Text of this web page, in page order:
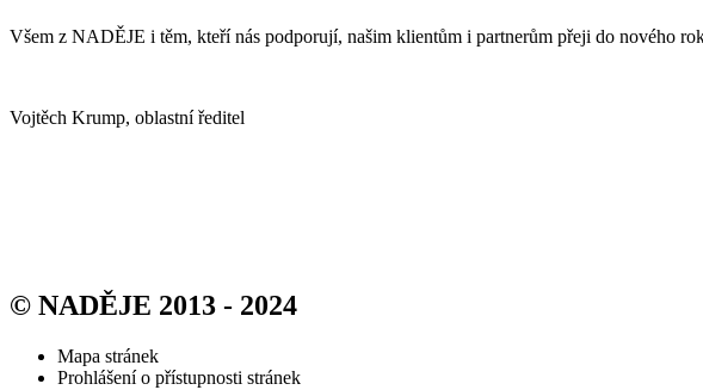
Všem z NADĚJE i těm, kteří nás podporují, našim klientům i partnerům přeji do nového
Vojtěch Krump, oblastní ředitel
© NADĚJE 2013 - 2024
Mapa stránek
Prohlášení o přístupnosti stránek